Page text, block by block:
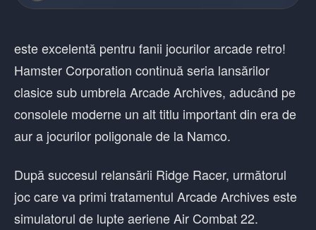
este excelentă pentru fanii jocurilor arcade retro!
Hamster Corporation continuă seria lansărilor
clasice sub umbrela Arcade Archives, aducând pe
consolele moderne un alt titlu important din era de
aur a jocurilor poligonale de la Namco.
După succesul relansării Ridge Racer, următorul
joc care va primi tratamentul Arcade Archives este
simulatorul de lupte aeriene Air Combat 22.